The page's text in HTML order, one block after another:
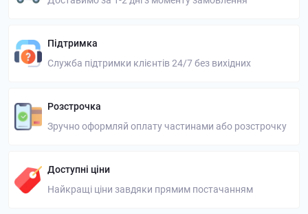
Підтримка
Служба підтримки клієнтів 24/7 без вихідних
Розстрочка
Зручно оформляй оплату частинами або розстрочку
Доступні ціни
Найкращі ціни завдяки прямим постачанням